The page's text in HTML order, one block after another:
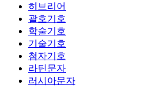
히브리어
괄호기호
학술기호
기술기호
첨자기호
라틴문자
러시아문자